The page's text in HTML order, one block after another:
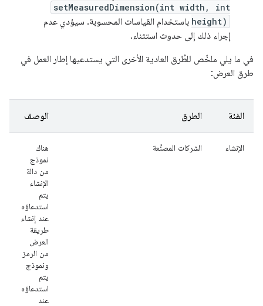
setMeasuredDimension(int width, int
height) باستخدام القياسات المحسوبة. سيؤدي عدم
إجراء ذلك إلى حدوث استثناء.
في ما يلي ملخّص للطُرق العادية الأخرى التي يستدعيها إطار العمل في
طرق العرض:
الفئة الطرق الوصف
الإنشاء الشركات المصنِّعة
هناك
نموذج
من دالة
الإنشاء
يتم
استدعاؤه
عند إنشاء
طريقة
العرض
من الرمز
ونموذج
يتم
استدعاؤه
عند